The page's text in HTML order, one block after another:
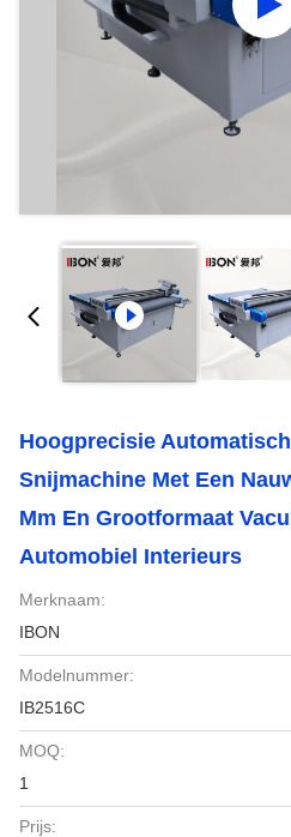
Hoogprecisie
Snijmachine Met Een
Mm En Grootformaat
Automobiel Interieurs
Merknaam:
IBON
Modelnummer:
IB2516C
MOQ:
1
Prijs: